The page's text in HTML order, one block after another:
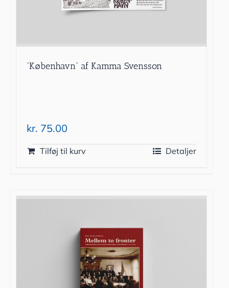
”København” af Kamma Svensson
kr. 75.00
Tilføj til kurv Detaljer